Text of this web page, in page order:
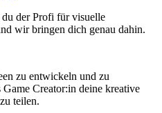
der Profi für visuelle
wir bringen dich genau dahin.
zu entwickeln und zu
Creator:in deine kreative
teilen.